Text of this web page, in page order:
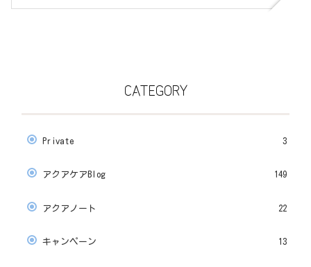
CATEGORY
Private 3
アクアケアBlog 149
アクアノート 22
キャンペーン 13